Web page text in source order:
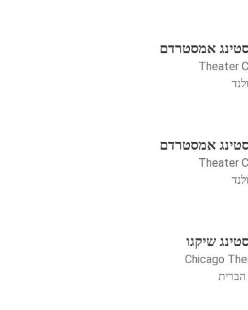
אמסטרדם
Theater
אמסטרדם
Theater
שיקגו
Chicago
הברית